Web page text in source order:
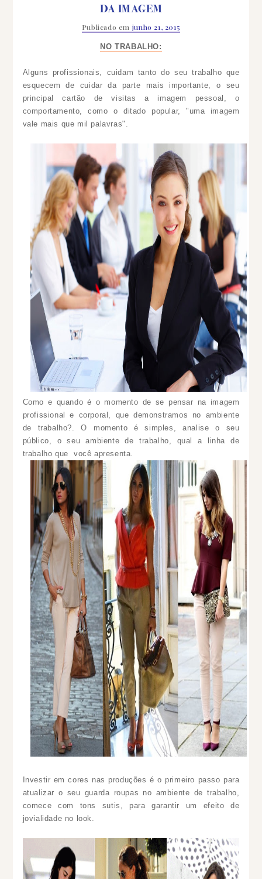
DA IMAGEM
Publicado em junho 21, 2015
NO TRABALHO:
Alguns profissionais, cuidam tanto do seu trabalho que
esquecem de cuidar da parte mais importante, o seu
principal cartão de visitas a imagem pessoal, o
comportamento, como o ditado popular, "uma imagem
vale mais que mil palavras".
Como e quando é o momento de se pensar na imagem
profissional e corporal, que demonstramos no ambiente
de trabalho?.O momento é simples, analise o seu
público, o seu ambiente de trabalho, qual a linha de
trabalho que você apresenta.
Investir em cores nas produções é o primeiro passo para
atualizar o seu guarda roupas no ambiente de trabalho,
comece com tons sutis, para garantir um efeito de
jovialidade no look.